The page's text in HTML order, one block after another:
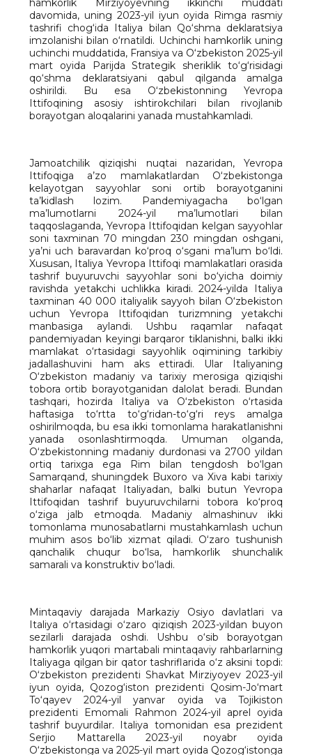
hamkorlik Mirziyoyevning ikkinchi muddati
davomida, uning 2023-yil iyun oyida Rimga rasmiy
tashrifi chog‘ida Italiya bilan Qo‘shma deklaratsiya
imzolanishi bilan o‘rnatildi. Uchinchi hamkorlik uning
uchinchi muddatida, Fransiya va O‘zbekiston 2025-yil
mart oyida Parijda Strategik sheriklik to‘g‘risidagi
qo‘shma deklaratsiyani qabul qilganda amalga
oshirildi. Bu esa O‘zbekistonning Yevropa
Ittifoqining asosiy ishtirokchilari bilan rivojlanib
borayotgan aloqalarini yanada mustahkamladi.
Jamoatchilik qiziqishi nuqtai nazaridan, Yevropa
Ittifoqiga a’zo mamlakatlardan O‘zbekistonga
kelayotgan sayyohlar soni ortib borayotganini
ta’kidlash lozim. Pandemiyagacha bo‘lgan
ma’lumotlarni 2024-yil ma’lumotlari bilan
taqqoslaganda, Yevropa Ittifoqidan kelgan sayyohlar
soni taxminan 70 mingdan 230 mingdan oshgani,
ya’ni uch baravardan ko‘proq o‘sgani ma’lum bo‘ldi.
Xususan, Italiya Yevropa Ittifoqi mamlakatlari orasida
tashrif buyuruvchi sayyohlar soni bo‘yicha doimiy
ravishda yetakchi uchlikka kiradi. 2024-yilda Italiya
taxminan 40 000 italiyalik sayyoh bilan O‘zbekiston
uchun Yevropa Ittifoqidan turizmning yetakchi
manbasiga aylandi. Ushbu raqamlar nafaqat
pandemiyadan keyingi barqaror tiklanishni, balki ikki
mamlakat o‘rtasidagi sayyohlik oqimining tarkibiy
jadallashuvini ham aks ettiradi. Ular Italiyaning
O‘zbekiston madaniy va tarixiy merosiga qiziqishi
tobora ortib borayotganidan dalolat beradi. Bundan
tashqari, hozirda Italiya va O‘zbekiston o‘rtasida
haftasiga to‘rtta to‘g‘ridan-to‘g‘ri reys amalga
oshirilmoqda, bu esa ikki tomonlama harakatlanishni
yanada osonlashtirmoqda. Umuman olganda,
O‘zbekistonning madaniy durdonasi va 2700 yildan
ortiq tarixga ega Rim bilan tengdosh bo‘lgan
Samarqand, shuningdek Buxoro va Xiva kabi tarixiy
shaharlar nafaqat Italiyadan, balki butun Yevropa
Ittifoqidan tashrif buyuruvchilarni tobora ko‘proq
o‘ziga jalb etmoqda. Madaniy almashinuv ikki
tomonlama munosabatlarni mustahkamlash uchun
muhim asos bo‘lib xizmat qiladi. O‘zaro tushunish
qanchalik chuqur bo‘lsa, hamkorlik shunchalik
samarali va konstruktiv bo‘ladi.
Mintaqaviy darajada Markaziy Osiyo davlatlari va
Italiya o‘rtasidagi o‘zaro qiziqish 2023-yildan buyon
sezilarli darajada oshdi. Ushbu o‘sib borayotgan
hamkorlik yuqori martabali mintaqaviy rahbarlarning
Italiyaga qilgan bir qator tashriflarida o‘z aksini topdi:
O‘zbekiston prezidenti Shavkat Mirziyoyev 2023-yil
iyun oyida, Qozog‘iston prezidenti Qosim-Jo‘mart
To‘qayev 2024-yil yanvar oyida va Tojikiston
prezidenti Emomali Rahmon 2024-yil aprel oyida
tashrif buyurdilar. Italiya tomonidan esa prezident
Serjio Mattarella 2023-yil noyabr oyida
O‘zbekistonga va 2025-yil mart oyida Qozog‘istonga